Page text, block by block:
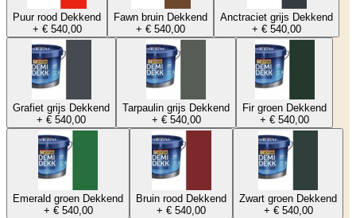
Puur rood Dekkend
+ € 540,00
Fawn bruin Dekkend
+ € 540,00
Anctraciet grijs Dekkend
+ € 540,00
Grafiet grijs Dekkend
+ € 540,00
Tarpaulin grijs Dekkend
+ € 540,00
Fir groen Dekkend
+ € 540,00
Emerald groen Dekkend
+ € 540,00
Bruin rood Dekkend
+ € 540,00
Zwart groen Dekkend
+ € 540,00